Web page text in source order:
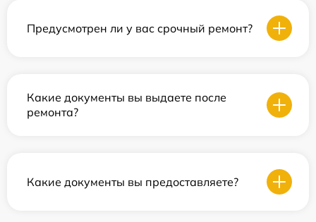
Предусмотрен ли у вас срочный ремонт?
Какие документы вы выдаете после
ремонта?
Какие документы вы предоставляете?